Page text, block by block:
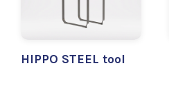
HIPPO STEEL tool